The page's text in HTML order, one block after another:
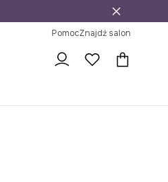
PomocZnajdź salon